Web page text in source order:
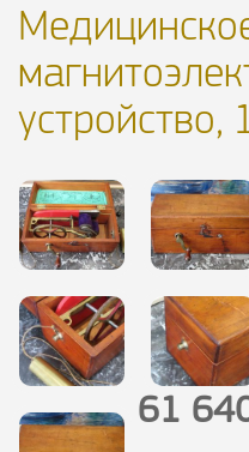
устройство,
61